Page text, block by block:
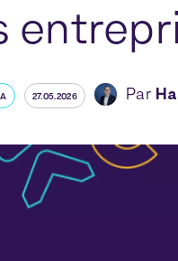
27.05.2026 Par